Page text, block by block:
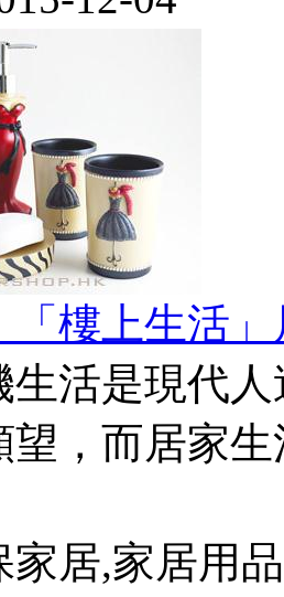
「樓上生活
生活是現代
望，而居家
家居,家居用